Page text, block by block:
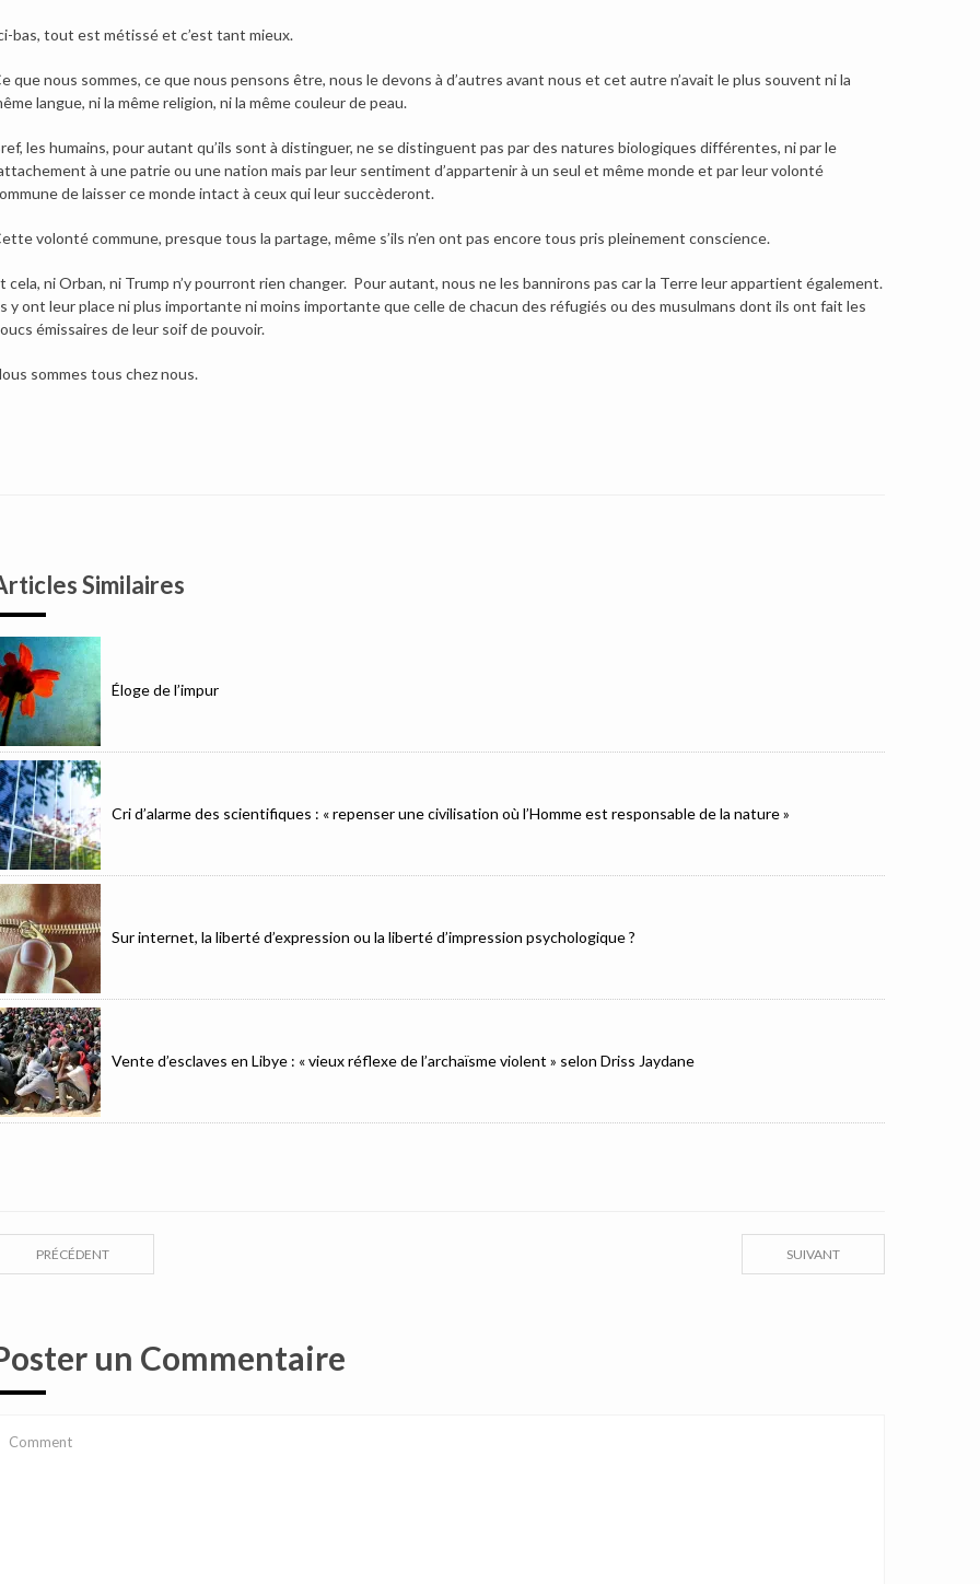
bas, tout est métissé et c’est tant mieux.
que nous sommes, ce que nous pensons être, nous le devons à d’autres avant nous et cet autre n’avait le plus souvent ni la
langue, ni la même religion, ni la même couleur de peau.
les humains, pour autant qu’ils sont à distinguer, ne se distinguent pas par des natures biologiques différentes, ni par le
à une patrie ou une nation mais par leur sentiment d’appartenir à un seul et même monde et par leur volonté
de laisser ce monde intact à ceux qui leur succèderont.
volonté commune, presque tous la partage, même s’ils n’en ont pas encore tous pris pleinement conscience.
cela, ni Orban, ni Trump n’y pourront rien changer. Pour autant, nous ne les bannirons pas car la Terre leur appartient également.
y ont leur place ni plus importante ni moins importante que celle de chacun des réfugiés ou des musulmans dont ils ont fait les
émissaires de leur soif de pouvoir.
sommes tous chez nous.
Similaires
Éloge de l’impur
Cri d’alarme des scientifiques : « repenser une civilisation où l’Homme est responsable de la nature »
Sur internet, la liberté d’expression ou la liberté d’impression psychologique ?
Vente d’esclaves en Libye : « vieux réflexe de l’archaïsme violent » selon Driss Jaydane
SUIVANT
PRÉCÉDENT
un Commentaire